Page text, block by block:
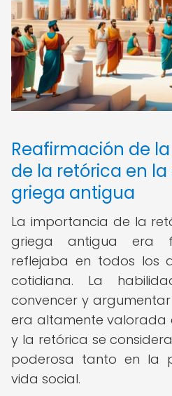
Reafirmación de
de la retórica en
griega antigua
La importancia de la
griega antigua era
reflejaba en todos los
cotidiana. La
convencer y
era altamente valorada
y la retórica se
poderosa tanto en la
vida social.